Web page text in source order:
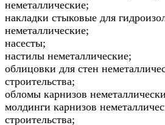
неметаллические;
накладки стыковые для
неметаллические;
насесты;
настилы неметаллические;
облицовки для стен
строительства;
обломы карнизов
молдинги карнизов
строительства;